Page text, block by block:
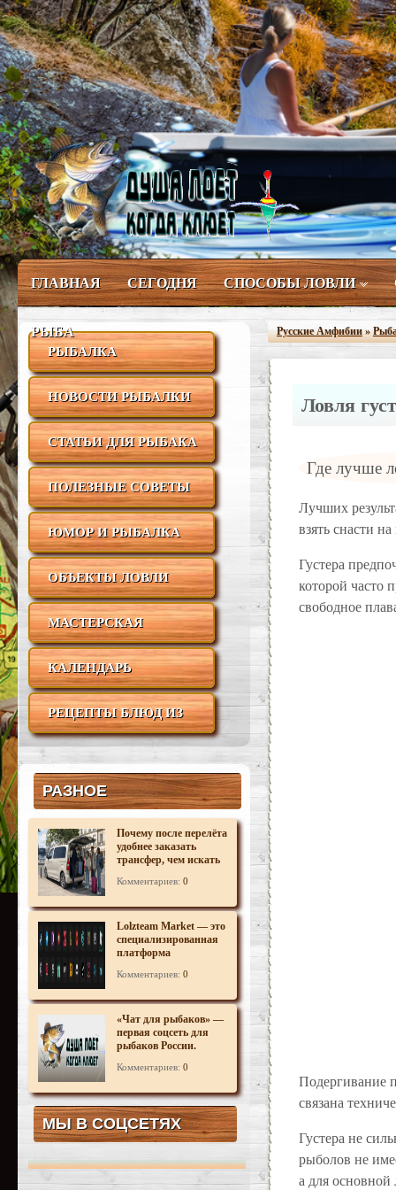
ГЛАВНАЯ СЕГОДНЯ СПОСОБЫ ЛОВЛИ
РЫБА
РЫБАЛКА
НОВОСТИ РЫБАЛКИ
СТАТЬИ ДЛЯ РЫБАКА
ПОЛЕЗНЫЕ СОВЕТЫ
ЮМОР И РЫБАЛКА
ОБЪЕКТЫ ЛОВЛИ
МАСТЕРСКАЯ
РЫБАКА
КАЛЕНДАРЬ
РЫБОЛОВА
РЕЦЕПТЫ БЛЮД ИЗ
РЫБЫ
РАЗНОЕ
Почему после перелёта
удобнее заказать
трансфер, чем искать
Комментариев:0
Lolzteam Market — это
специализированная
платформа
Комментариев:0
«Чат для рыбаков» —
первая соцсеть для
рыбаков России.
Комментариев:0
МЫ В СОЦСЕТЯХ
Русские Амфибии»
Ловля
Где лучше
Лучших
взять снасти
Густера
которой часто
свободное
Подергивание
связана
Густера не
рыболов не
а для